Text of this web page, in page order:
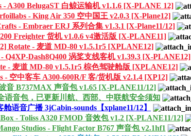
A300 BelugaST 白鲸运输机 v1.1.6 [X-PLANE 12]
- King Air 350 空中国王 v2.0.3 [X-Plane12]
- Embraer ERJ 系列合集 v1.3.1 [X-Plane11/12]
Freighter 货机 v1.0.6 v4激活版 [X-PLANE11]
Rotate - 麦道 MD-80 v1.5.1r5 [XPLANE12]
Q4XP-Dash8Q400 涡桨支线客机 v1.39.3 [X-PLANE12]
- 麦道 MD-80 v1.5.1r5 棕色驾驶舱版 [XPLANE12]
- 空中客车 A300-600R/F 客/货机版 v2.1.4 [XP12]
音 B737MAX 声音包 v1.65 [X-PLANE11/12]
语音包，已更新川航、西部、中联航安全须知
语音广播 3jCabin-sounds【xplane11/12】
- Toliss A320 FMOD 音效包 v1.2 [X-PLANE11/12]
Studios - Flight Factor B767 声音包 v2.1hf1